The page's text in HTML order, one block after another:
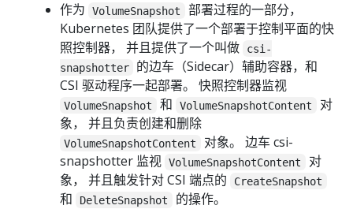
作为
VolumeSnapshot
部署过程的一部分，
Kubernetes 团队提供了一个部署于控制平面的快
照控制器， 并且提供了一个叫做
csi-
snapshotter
的边车（Sidecar）辅助容器，和
CSI 驱动程序一起部署。 快照控制器监视
VolumeSnapshot 和 VolumeSnapshotContent
对
象， 并且负责创建和删除
VolumeSnapshotContent
对象。 边车 csi-
snapshotter 监视 VolumeSnapshotContent
对
象， 并且触发针对 CSI 端点的
CreateSnapshot
和 DeleteSnapshot
的操作。